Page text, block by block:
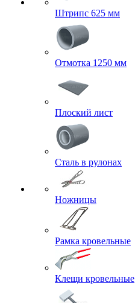
Штрипс 625 мм
Отмотка 1250 мм
Плоский лист
Сталь в рулонах
Ножницы
Рамка кровельные
Клещи кровельные